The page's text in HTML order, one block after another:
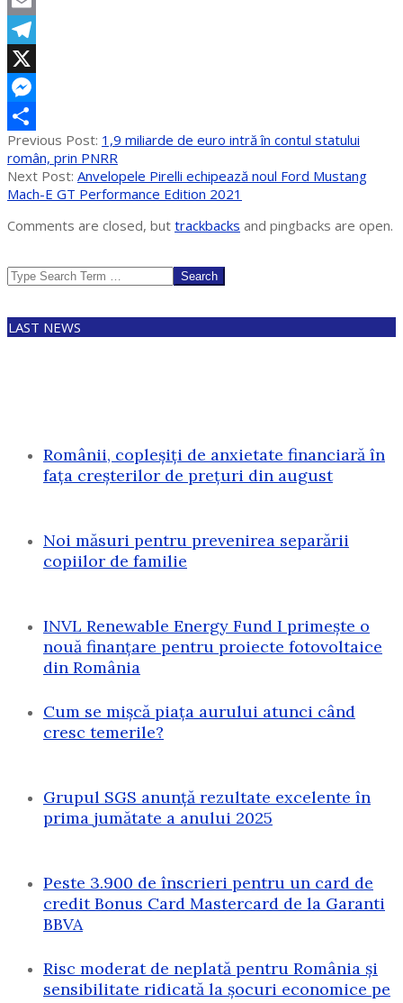
Email
Telegram
X
Messenger
Partajează
2022-
01-
15
Previous Post: 1,9 miliarde de euro intră în contul statului
român, prin PNRR
Next Post: Anvelopele Pirelli echipează noul Ford Mustang
Mach-E GT Performance Edition 2021
Comments are closed, but trackbacks and pingbacks are open.
Search
LAST NEWS
Românii, copleșiți de anxietate financiară în
fața creșterilor de prețuri din august
Noi măsuri pentru prevenirea separării
copiilor de familie
INVL Renewable Energy Fund I primește o
nouă finanțare pentru proiecte fotovoltaice
din România
Cum se mișcă piața aurului atunci când
cresc temerile?
Grupul SGS anunță rezultate excelente în
prima jumătate a anului 2025
Peste 3.900 de înscrieri pentru un card de
credit Bonus Card Mastercard de la Garanti
BBVA
Risc moderat de neplată pentru România și
sensibilitate ridicată la șocuri economice pe